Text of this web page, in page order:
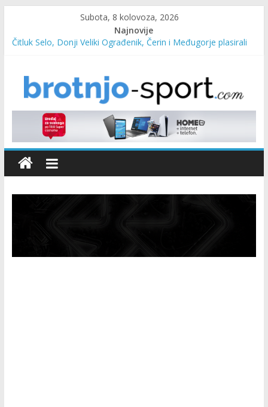
Subota, 8 kolovoza, 2026
Najnovije
Čitluk Selo, Donji Veliki Ograđenik, Čerin i Međugorje plasirali
Marin Čilić napredovao na ATP ljestvici
Poznati polufinalisti MNL MZ općine Čitluk – Brotnjo 2026.
Predsjednica Vlade Marija Buhač, ministar Ivo Bevanda i
načelnik Marin Radišić čestitali organizatoricama na realizaciji
sportsko edukativnog kampa “Izlazi vani”